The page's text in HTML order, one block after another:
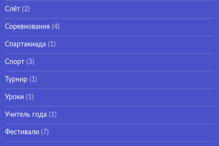
Слёт (2)
Соревнования (4)
Спартакиада (1)
Спорт (3)
Турнир (1)
Уроки (1)
Учитель года (1)
Фестивали (7)